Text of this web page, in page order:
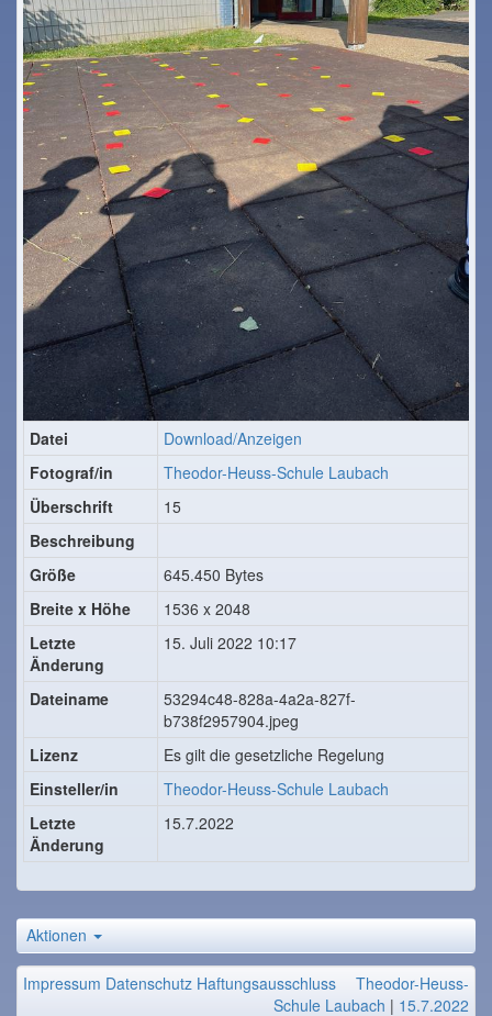
Datei
Download/Anzeigen
Fotograf/in
Theodor-Heuss-Schule Laubach
Überschrift
15
Beschreibung
Größe
645.450 Bytes
Breite x Höhe
1536 x 2048
Letzte
Änderung
15. Juli 2022 10:17
Dateiname
53294c48-828a-4a2a-827f-
b738f2957904.jpeg
Lizenz
Es gilt die gesetzliche Regelung
Einsteller/in
Theodor-Heuss-Schule Laubach
Letzte
Änderung
15.7.2022
Aktionen
Impressum Datenschutz Haftungsausschluss
Theodor-Heuss-
Schule Laubach | 15.7.2022